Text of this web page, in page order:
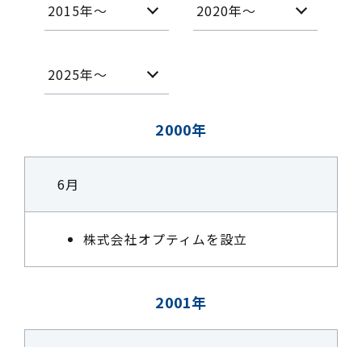
2015年〜 2020年〜
2025年〜
2000年
6月
株式会社オプティムを設立
2001年